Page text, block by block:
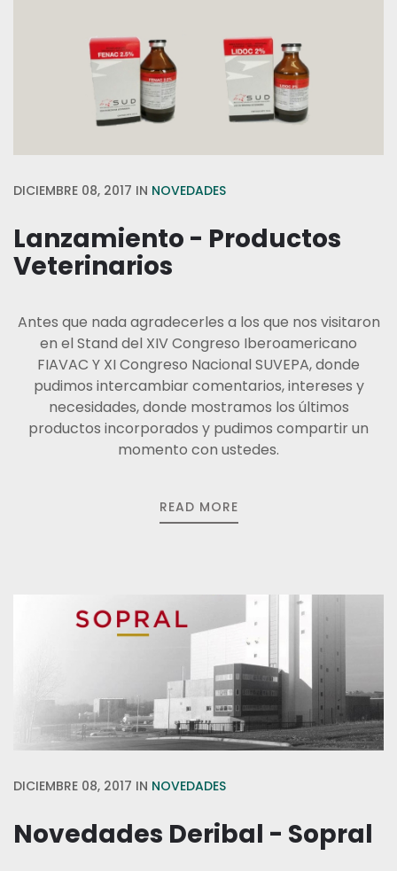
DICIEMBRE 08, 2017 IN NOVEDADES
Lanzamiento - Productos
Veterinarios
Antes que nada agradecerles a los que nos visitaron
en el Stand del XIV Congreso Iberoamericano
FIAVAC Y XI Congreso Nacional SUVEPA, donde
pudimos intercambiar comentarios, intereses y
necesidades, donde mostramos los últimos
productos incorporados y pudimos compartir un
momento con ustedes.
READ MORE
DICIEMBRE 08, 2017 IN NOVEDADES
Novedades Deribal - Sopral